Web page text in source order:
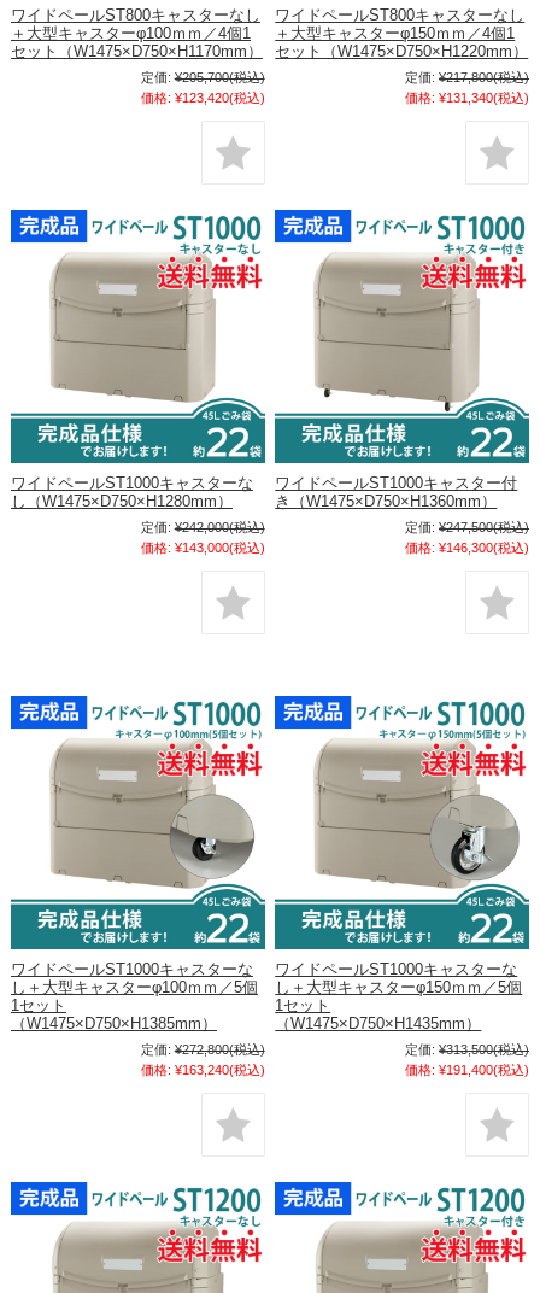
ワイドペールST800キャスターなし
＋大型キャスターφ100ｍｍ／4個1
セット（W1475×D750×H1170mm）
定価: ¥205,700(税込)
価格: ¥123,420(税込)
ワイドペールST800キャスターなし
＋大型キャスターφ150ｍｍ／4個1
セット（W1475×D750×H1220mm）
定価: ¥217,800(税込)
価格: ¥131,340(税込)
ワイドペールST1000キャスターな
し（W1475×D750×H1280mm）
定価: ¥242,000(税込)
価格: ¥143,000(税込)
ワイドペールST1000キャスター付
き（W1475×D750×H1360mm）
定価: ¥247,500(税込)
価格: ¥146,300(税込)
ワイドペールST1000キャスターな
し＋大型キャスターφ100ｍｍ／5個
1セット
（W1475×D750×H1385mm）
定価: ¥272,800(税込)
価格: ¥163,240(税込)
ワイドペールST1000キャスターな
し＋大型キャスターφ150ｍｍ／5個
1セット
（W1475×D750×H1435mm）
定価: ¥313,500(税込)
価格: ¥191,400(税込)